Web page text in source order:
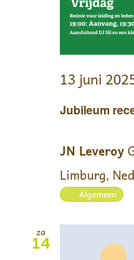
Jubileum
13 juni
JN Leveroy
Limburg,
Algemeen
za
14